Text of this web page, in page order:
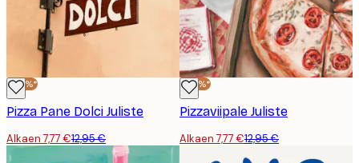
-40%*
Pizza Pane Dolci Juliste
Alkaen 7,77 €12,95 €
-40%*
Pizzaviipale Juliste
Alkaen 7,77 €12,95 €